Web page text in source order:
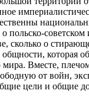
польско-
сколько о
которая
мира. Вместе,
от войн,
цели и общие